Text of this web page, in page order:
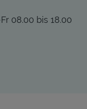
08.00 bis 18.00